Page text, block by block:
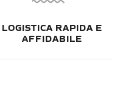
LOGISTICA RAPIDA E
AFFIDABILE